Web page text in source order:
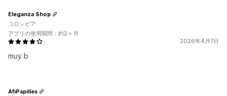
2026年4月7日
muy b
Eleganza Shop
コロンビア
アプリの使用期間：約2ヶ月
AfiPapilles